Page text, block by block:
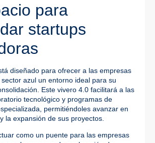
para
startups
diseñado para ofrecer a las empresas
azul un entorno ideal para su
Este vivero 4.0 facilitará a las
tecnológico y programas de
permitiéndoles avanzar en
la expansión de sus proyectos.
como un puente para las empresas